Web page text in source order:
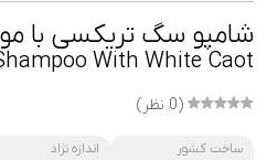
شامپو سگ تریکسی با
With White Caot
(0 نظر)
ساخت کشور اندازه نژاد